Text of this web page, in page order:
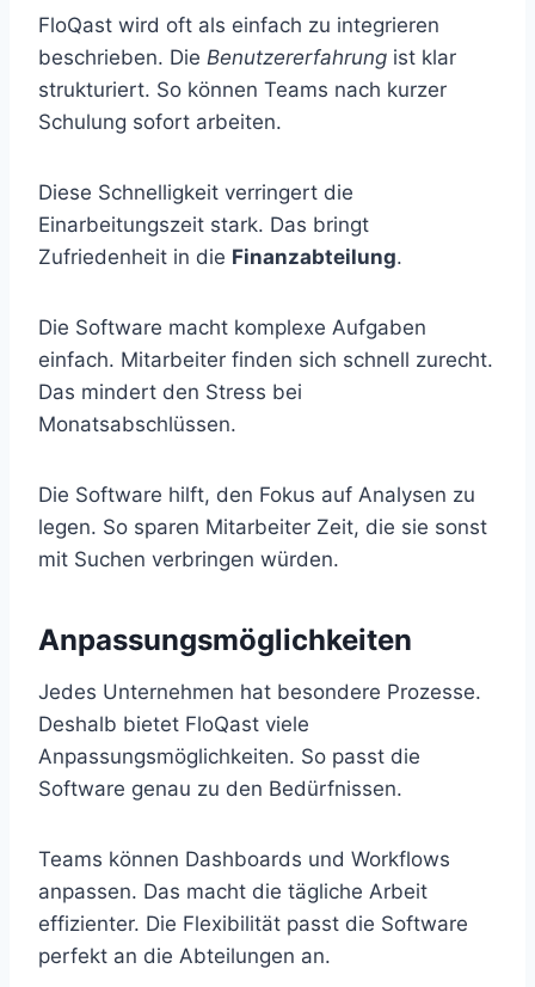
FloQast wird oft als einfach zu integrieren
beschrieben. Die Benutzererfahrung ist klar
strukturiert. So können Teams nach kurzer
Schulung sofort arbeiten.
Diese Schnelligkeit verringert die
Einarbeitungszeit stark. Das bringt
Zufriedenheit in die Finanzabteilung.
Die Software macht komplexe Aufgaben
einfach. Mitarbeiter finden sich schnell zurecht.
Das mindert den Stress bei
Monatsabschlüssen.
Die Software hilft, den Fokus auf Analysen zu
legen. So sparen Mitarbeiter Zeit, die sie sonst
mit Suchen verbringen würden.
Anpassungsmöglichkeiten
Jedes Unternehmen hat besondere Prozesse.
Deshalb bietet FloQast viele
Anpassungsmöglichkeiten. So passt die
Software genau zu den Bedürfnissen.
Teams können Dashboards und Workflows
anpassen. Das macht die tägliche Arbeit
effizienter. Die Flexibilität passt die Software
perfekt an die Abteilungen an.